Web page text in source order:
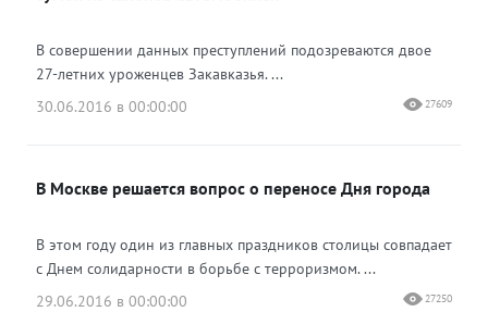
В совершении данных преступлений подозреваются двое
27-летних уроженцев Закавказья. ...
30.06.2016 в 00:00:00
27609
В Москве решается вопрос о переносе Дня города
В этом году один из главных праздников столицы совпадает
с Днем солидарности в борьбе с терроризмом. ...
29.06.2016 в 00:00:00
27250